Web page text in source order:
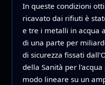
In queste condizioni
ricavato dai rifiuti è
e tre i metalli in acqua
di una parte per
di sicurezza fissati
della Sanità per
modo lineare su un